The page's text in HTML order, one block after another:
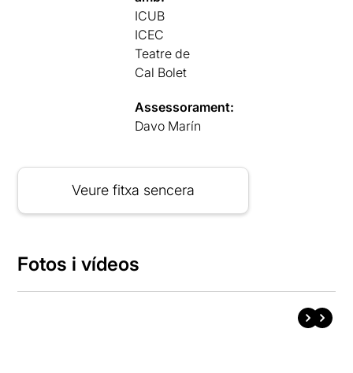
ICUB
ICEC
Teatre de
Cal Bolet
Assessorament:
Davo Marín
Veure fitxa sencera
Fotos i vídeos